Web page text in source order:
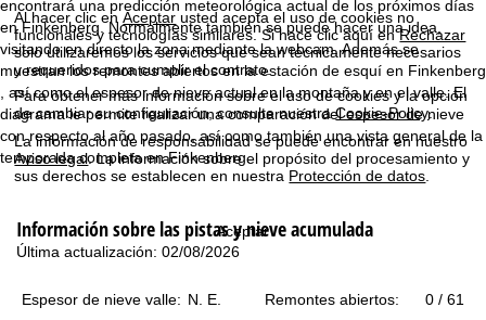
Al hacer clic enAceptarusted acepta el uso de cookies no
funcionales y tecnologías similares. Si hace clic aquí enRechazar
solo utilizaremos los servicios que sean técnicamente necesarios
y requeridos para cumplir el contrato.
Para obtener más información sobre el uso de cookies y la opción
de cambiar su configuración, consulte nuestraCookie-Policy.
La información de responsabilidad se puede encontrar en nuestro
Aviso legal. La información sobre el propósito del procesamiento y
sus derechos se establecen en nuestra Protección de datos
Aceptar
n
a
p
r
n
c
encontrará una predicción meteorológica actual de los próximos días
en Finkenberg. Normalmente también se puede hacer una idea,
visitando en directo la zona mediante la webcam. Además se
muestran los remontes abiertos en la estación de esquí en Finkenberg
, así como el espesor de nieve actual en la montaña y en el valle. El
diagrama le permite realizar una comparación del espesor de nieve
con respecto al año pasado, así como también una vista general de la
temporada completa en Finkenberg.
Información sobre las pistas y nieve acumulada
Última actualización: 02/08/2026
Espesor de nieve valle: N. E. Remontes abiertos:
0 / 61